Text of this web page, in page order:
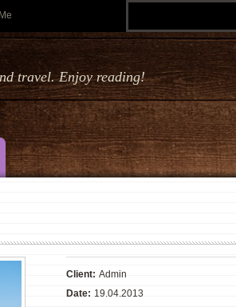
travel. Enjoy reading!
Client: Admin
Date: 19.04.2013